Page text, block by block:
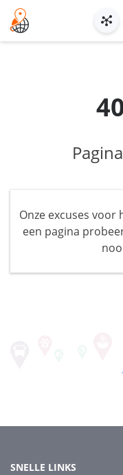
Onze excuses
een pagina
SNELLE LINKS